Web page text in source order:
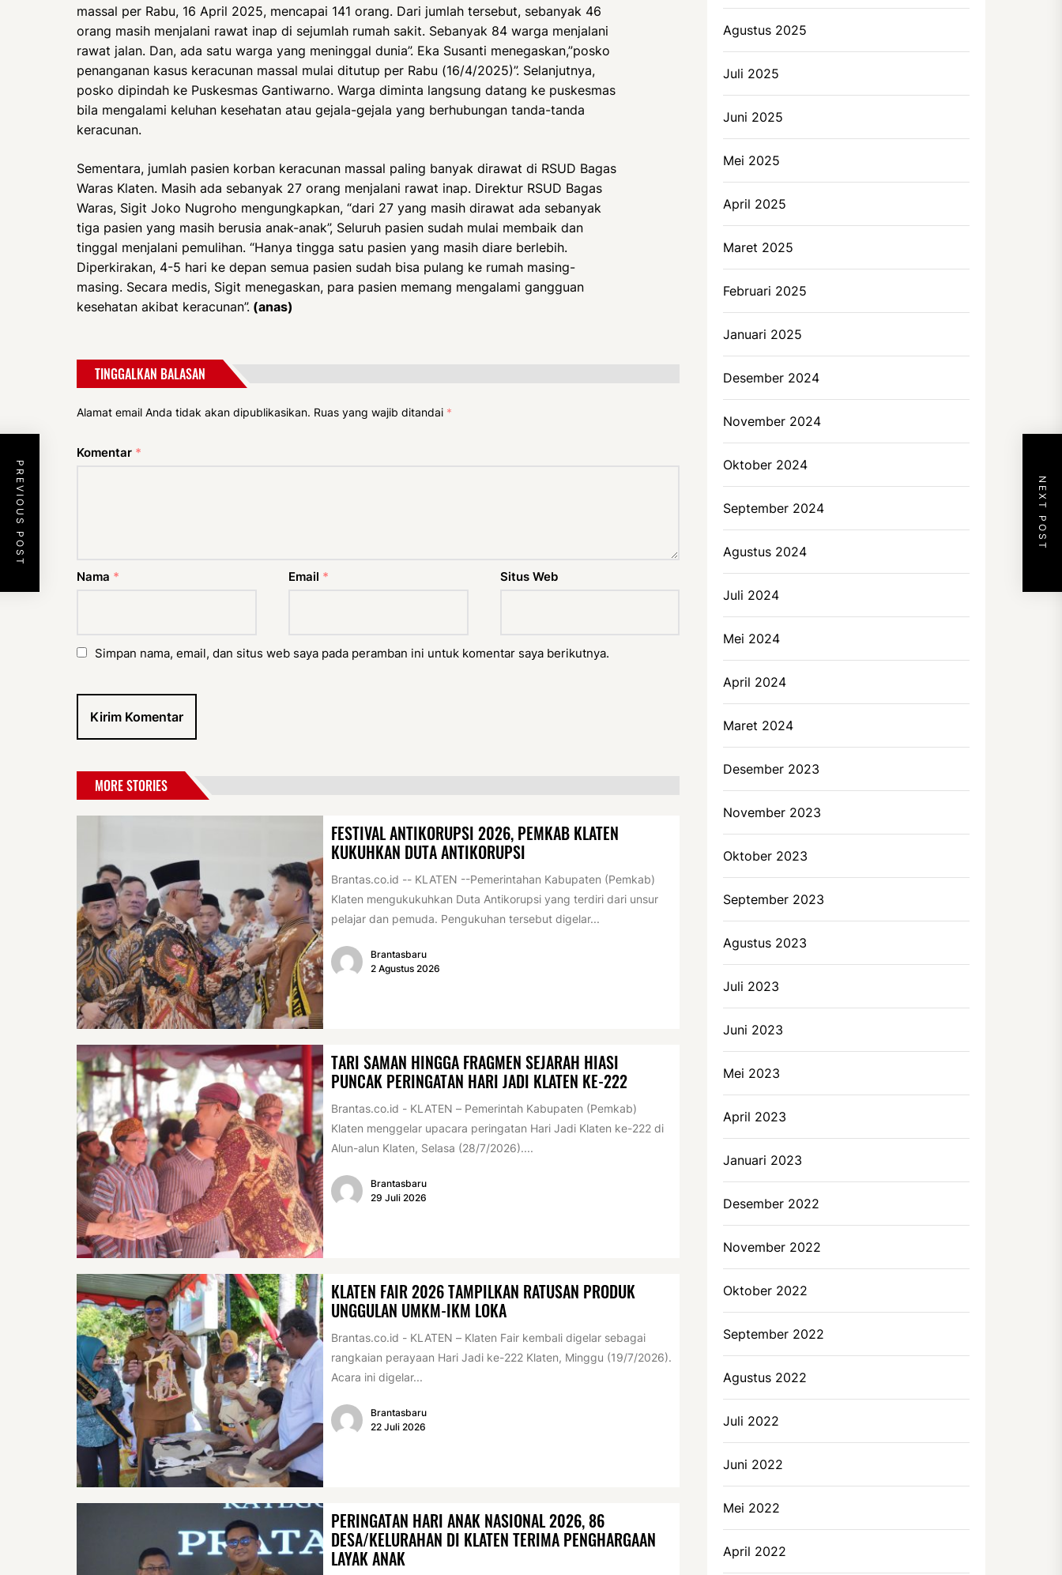
massal per Rabu, 16 April 2025, mencapai 141 orang. Dari jumlah tersebut, sebanyak 46
orang masih menjalani rawat inap di sejumlah rumah sakit. Sebanyak 84 warga menjalani
rawat jalan. Dan, ada satu warga yang meninggal dunia”. Eka Susanti menegaskan,”posko
penanganan kasus keracunan massal mulai ditutup per Rabu (16/4/2025)”. Selanjutnya,
posko dipindah ke Puskesmas Gantiwarno. Warga diminta langsung datang ke puskesmas
bila mengalami keluhan kesehatan atau gejala-gejala yang berhubungan tanda-tanda
keracunan.
Sementara, jumlah pasien korban keracunan massal paling banyak dirawat di RSUD Bagas
Waras Klaten. Masih ada sebanyak 27 orang menjalani rawat inap. Direktur RSUD Bagas
Waras, Sigit Joko Nugroho mengungkapkan, “dari 27 yang masih dirawat ada sebanyak
tiga pasien yang masih berusia anak-anak”, Seluruh pasien sudah mulai membaik dan
tinggal menjalani pemulihan. “Hanya tingga satu pasien yang masih diare berlebih.
Diperkirakan, 4-5 hari ke depan semua pasien sudah bisa pulang ke rumah masing-
masing. Secara medis, Sigit menegaskan, para pasien memang mengalami gangguan
kesehatan akibat keracunan”. (anas)
TINGGALKAN BALASAN
Alamat email Anda tidak akan dipublikasikan. Ruas yang wajib ditandai *
Komentar *
Nama * Email * Situs Web
Simpan nama, email, dan situs web saya pada peramban ini untuk komentar saya berikutnya.
PREVIOUS POST NEXT POST
MORE STORIES
FESTIVAL ANTIKORUPSI 2026, PEMKAB KLATEN
KUKUHKAN DUTA ANTIKORUPSI
Brantas.co.id -- KLATEN --Pemerintahan Kabupaten (Pemkab)
Klaten mengukukuhkan Duta Antikorupsi yang terdiri dari unsur
pelajar dan pemuda. Pengukuhan tersebut digelar...
Brantasbaru
2 Agustus 2026
TARI SAMAN HINGGA FRAGMEN SEJARAH HIASI
PUNCAK PERINGATAN HARI JADI KLATEN KE-222
Brantas.co.id - KLATEN – Pemerintah Kabupaten (Pemkab)
Klaten menggelar upacara peringatan Hari Jadi Klaten ke-222 di
Alun-alun Klaten, Selasa (28/7/2026)....
Brantasbaru
29 Juli 2026
KLATEN FAIR 2026 TAMPILKAN RATUSAN PRODUK
UNGGULAN UMKM-IKM LOKA
Brantas.co.id - KLATEN – Klaten Fair kembali digelar sebagai
rangkaian perayaan Hari Jadi ke-222 Klaten, Minggu (19/7/2026).
Acara ini digelar...
Brantasbaru
22 Juli 2026
PERINGATAN HARI ANAK NASIONAL 2026, 86
DESA/KELURAHAN DI KLATEN TERIMA PENGHARGAAN
LAYAK ANAK
Agustus 2025
Juli 2025
Juni 2025
Mei 2025
April 2025
Maret 2025
Februari 2025
Januari 2025
Desember 2024
November 2024
Oktober 2024
September 2024
Agustus 2024
Juli 2024
Mei 2024
April 2024
Maret 2024
Desember 2023
November 2023
Oktober 2023
September 2023
Agustus 2023
Juli 2023
Juni 2023
Mei 2023
April 2023
Januari 2023
Desember 2022
November 2022
Oktober 2022
September 2022
Agustus 2022
Juli 2022
Juni 2022
Mei 2022
April 2022